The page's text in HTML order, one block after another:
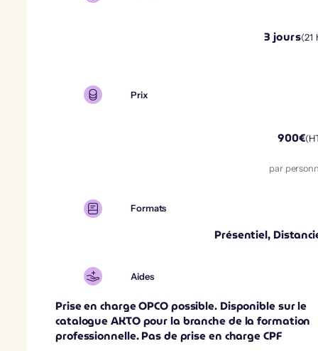
3 jours(21
Prix
900€
par
Formats
Présentiel,
Aides
Prise en charge OPCO possible. Disponible sur le
catalogue AKTO pour la branche de la formation
professionnelle. Pas de prise en charge CPF